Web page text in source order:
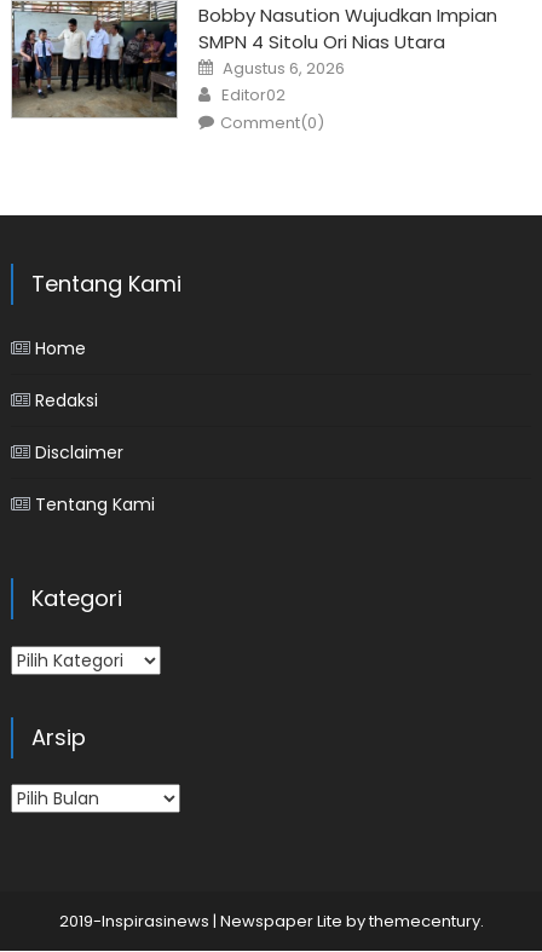
Bobby Nasution Wujudkan Impian
SMPN 4 Sitolu Ori Nias Utara
Posted
on
Agustus 6, 2026
Author
Editor02
Comment(0)
Tentang Kami
Home
Redaksi
Disclaimer
Tentang Kami
Kategori
Kategori
Arsip
Arsip
2019-Inspirasinews | Newspaper Lite bythemecentury.